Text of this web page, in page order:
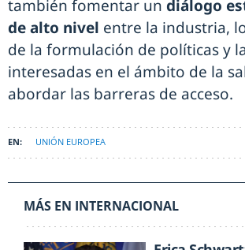
también fomentar un diálogo
de alto nivel entre la industria,
de la formulación de políticas y
interesadas en el ámbito de la
abordar las barreras de acceso.
UNIÓN EUROPEA
MÁS EN INTERNACIONAL